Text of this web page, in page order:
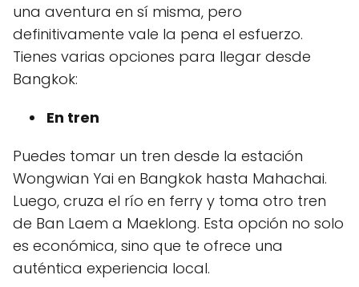
una aventura en sí misma, pero
definitivamente vale la pena el esfuerzo.
Tienes varias opciones para llegar desde
Bangkok:
En tren
Puedes tomar un tren desde la estación
Wongwian Yai en Bangkok hasta Mahachai.
Luego, cruza el río en ferry y toma otro tren
de Ban Laem a Maeklong. Esta opción no solo
es económica, sino que te ofrece una
auténtica experiencia local.